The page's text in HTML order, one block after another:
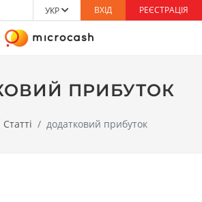
УКР ВХІД РЕЄСТРАЦІЯ
ПРИБУТОК
Статті додатковий прибуток